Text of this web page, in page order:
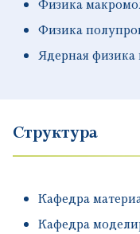
Физика
Физика
Ядерная физика
Структура
Кафедра
Кафедра